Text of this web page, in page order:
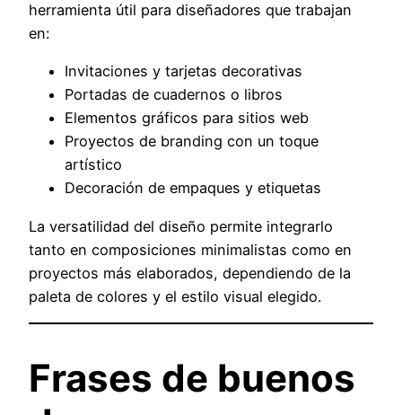
herramienta útil para diseñadores que trabajan
en:
Invitaciones y tarjetas decorativas
Portadas de cuadernos o libros
Elementos gráficos para sitios web
Proyectos de branding con un toque
artístico
Decoración de empaques y etiquetas
La versatilidad del diseño permite integrarlo
tanto en composiciones minimalistas como en
proyectos más elaborados, dependiendo de la
paleta de colores y el estilo visual elegido.
Frases de buenos